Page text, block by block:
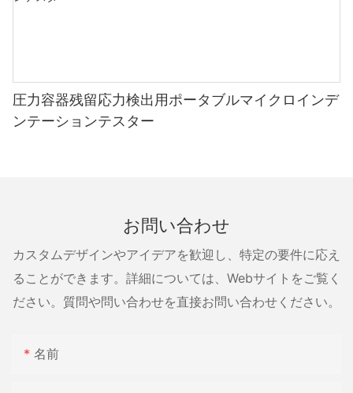
圧力容器残留応力検出用ポータブルマイクロインデ
ンテーションテスター
お問い合わせ
カスタムデザインやアイデアを歓迎し、特定の要件に応え
ることができます。詳細については、Webサイトをご覧く
ださい。質問や問い合わせを直接お問い合わせください。
名前